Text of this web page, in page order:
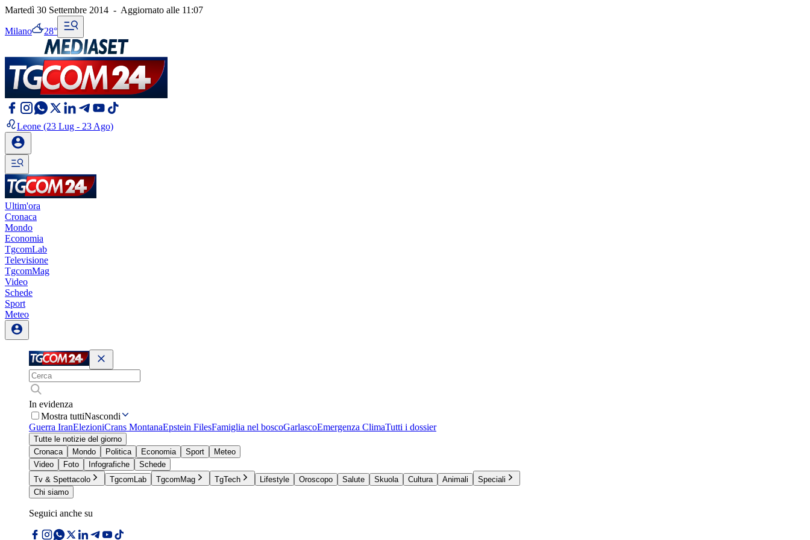
Martedì 30 Settembre 2014 - Aggiornato alle 11:07
Milano 28°
Leone (23 Lug - 23 Ago)
Ultim'ora
Cronaca
Mondo
Economia
TgcomLab
Televisione
TgcomMag
Video
Schede
Sport
Meteo
In evidenza
Mostra tuttiNascondi
Guerra IranElezioniCrans MontanaEpstein FilesFamiglia nel boscoGarlascoEmergenza ClimaTutti i dossier
Tutte le notizie del giorno
Cronaca
Mondo Politica Economia Sport
Meteo
Video
Foto Infografiche
Schede
Tv & Spettacolo
TgcomLab TgcomMag TgTech Lifestyle Oroscopo Salute Skuola Cultura Animali
Speciali
Chi siamo
Seguici anche su